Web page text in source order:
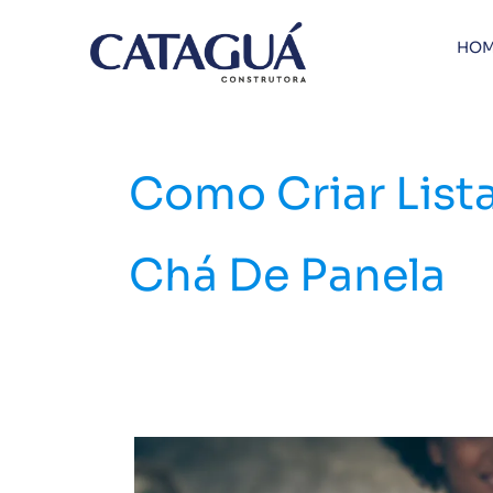
Como Criar
Chá De Panela
de